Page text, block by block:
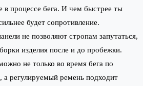
в процессе бега. И чем быстрее ты
будет сопротивление.
не позволяют стропам запутаться,
изделия после и до пробежки.
не только во время бега по
а регулируемый ремень подходит